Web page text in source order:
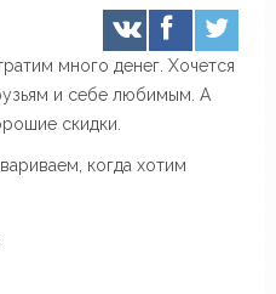
много денег. Хочется
и себе любимым. А
скидки.
когда хотим